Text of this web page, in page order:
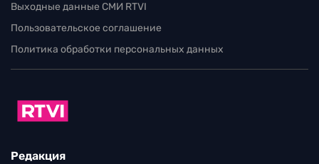
Выходные данные СМИ RTVI
Пользовательское соглашение
Политика обработки персональных данных
Редакция